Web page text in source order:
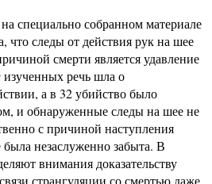
специально собранном материале
что следы от действия рук на шее
смерти является удавление
изученных речь шла о
а в 32 убийство было
и обнаруженные следы на шее не
с причиной наступления
незаслуженно забыта. В
внимания доказательству
странгуляции со смертью даже